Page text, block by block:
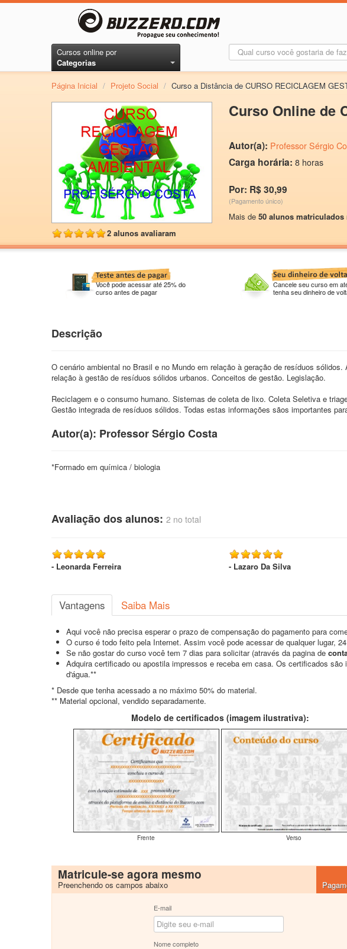
Cursos online por
Categorias
Página Inicial / Projeto Social / Curso a Distância de CURSO RECICLAGEM
2 alunos avaliaram
Curso Online de
Autor(a): Professor Sérgio
Carga horária: 8 horas
Por: R$ 30,99
(Pagamento único)
Mais de 50 alunos matriculados
Você pode acessar até 25% do
curso antes de pagar
Cancele seu curso em
tenha seu dinheiro de
Descrição
O cenário ambiental no Brasil e no Mundo em relação à geração de resíduos
relação à gestão de resíduos sólidos urbanos. Conceitos de gestão. Legislação.
Reciclagem e o consumo humano. Sistemas de coleta de lixo. Coleta Seletiva e
Gestão integrada de resíduos sólidos. Todas estas informações sãos importantes
Autor(a): Professor Sérgio Costa
*Formado em química / biologia
Avaliação dos alunos: 2 no total
- Leonarda Ferreira - Lazaro Da Silva
Vantagens Saiba Mais
Aqui você não precisa esperar o prazo de compensação do pagamento para
O curso é todo feito pela Internet. Assim você pode acessar de qualquer lugar,
Se não gostar do curso você tem 7 dias para solicitar (através da pagina de
Adquira certificado ou apostila impressos e receba em casa. Os certificados
d'água.**
* Desde que tenha acessado a no máximo 50% do material.
** Material opcional, vendido separadamente.
Modelo de certificados (imagem ilustrativa):
Frente Verso
Matricule-se agora mesmo
Preenchendo os campos abaixo
E-mail
Nome completo